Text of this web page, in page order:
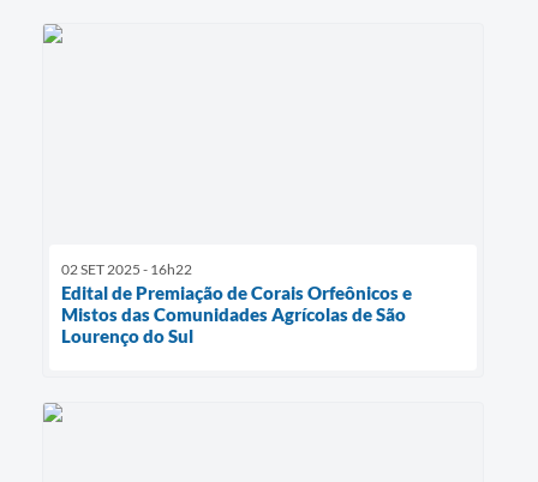
02 SET 2025 - 16h22
Edital de Premiação de Corais Orfeônicos e
Mistos das Comunidades Agrícolas de São
Lourenço do Sul